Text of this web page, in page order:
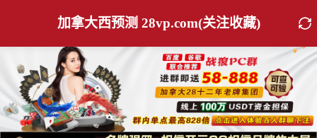
加拿大西预测 28vp.com(关注收藏)